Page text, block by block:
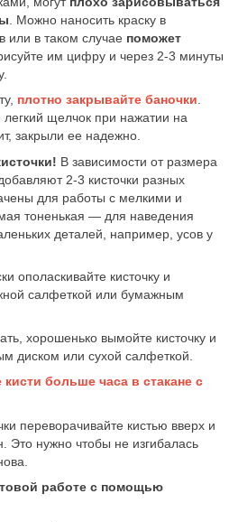
. Можно наносить краску в
или в таком случае поможет
им цифру и через 2-3 минуты
плотно закрывайте баночки.
щелчок при нажатии на
закрыли ее надежно.
В зависимости от размера
2-3 кисточки разных
для работы с мелкими и
тоненькая — для наведения
деталей, например, усов у
ополаскивайте кисточку и
салфеткой или бумажным
хорошенько вымойте кисточку и
диском или сухой салфеткой.
кисти больше часа в стакане с
переворачивайте кистью вверх и
Это нужно чтобы не изгибалась
работе с помощью